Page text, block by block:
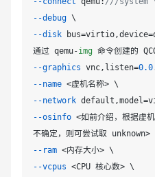
--debug
--disk
通过 qemu-img
--graphics vnc,listen=0.0
--name
--network
--osinfo <如前介绍，根据虚
--ram
--vcpus